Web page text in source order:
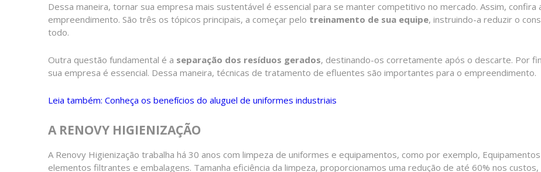
Dessa maneira, tornar sua empresa mais sustentável é essencial para se manter competitivo no mercado. Assim,
empreendimento. São três os tópicos principais, a começar pelo treinamento de sua equipe, instruindo-a reduzir o
todo.
Outra questão fundamental é a separação dos resíduos gerados, destinando-os corretamente após o descarte. Por
sua empresa é essencial. Dessa maneira, técnicas de tratamento de efluentes são importantes para o empreendimento.
Leia também: Conheça os benefícios do aluguel de uniformes industriais
A RENOVY HIGIENIZAÇÃO
A Renovy Higienização trabalha há 30 anos com limpeza de uniformes e equipamentos, como por exemplo,
elementos filtrantes e embalagens. Tamanha eficiência da limpeza, proporcionamos uma redução de até 60% nos